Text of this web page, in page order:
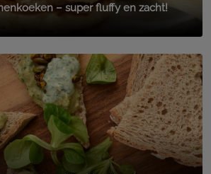
– super fluffy en zacht!